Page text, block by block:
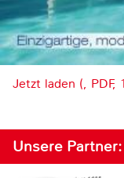
Jetzt laden (, PDF,
Unsere Partner: